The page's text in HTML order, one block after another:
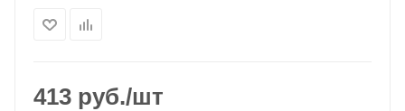
413 руб./шт